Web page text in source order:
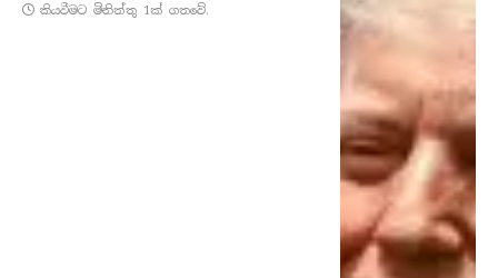
කියවීමට මිනිත්තු 1ක් ගතවේ.